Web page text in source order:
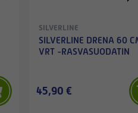
SILVERLINE
SILVERLINE DRENA 60
VRT -RASVASUODATIN
45,90 €